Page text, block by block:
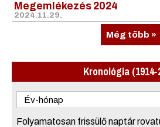
Megemlékezés 2024
2024.11.29.
Még több »
Kronológia (1914-
Folyamatosan frissülő naptár